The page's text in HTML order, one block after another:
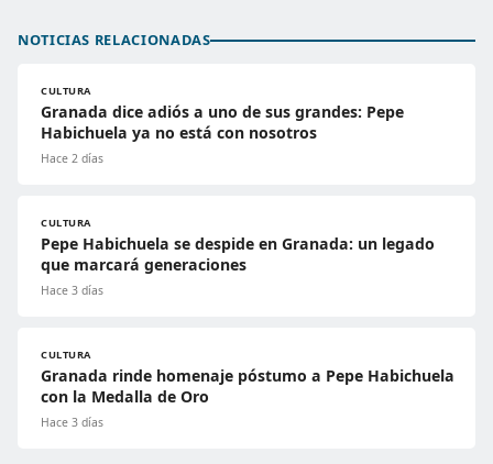
NOTICIAS RELACIONADAS
CULTURA
Granada dice adiós a uno de sus grandes: Pepe
Habichuela ya no está con nosotros
Hace 2 días
CULTURA
Pepe Habichuela se despide en Granada: un legado
que marcará generaciones
Hace 3 días
CULTURA
Granada rinde homenaje póstumo a Pepe Habichuela
con la Medalla de Oro
Hace 3 días